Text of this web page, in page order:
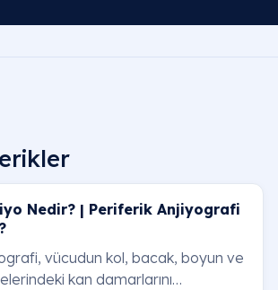
Nedir? | Periferik Anjiyografi
vücudun kol, bacak, boyun ve
kan damarlarını